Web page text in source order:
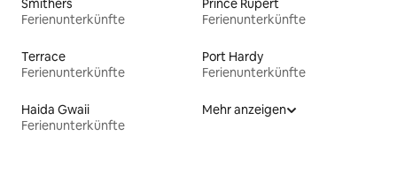
Smithers
Ferienunterkünfte
Prince Rupert
Ferienunterkünfte
Terrace
Ferienunterkünfte
Port Hardy
Ferienunterkünfte
Haida Gwaii
Ferienunterkünfte
Mehr anzeigen